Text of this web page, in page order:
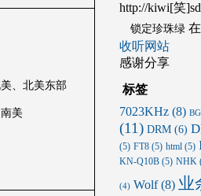
、北美东部
南美
http://kiwi[笑
锁定珍珠绿在
收听网站
感谢分享
标签
7023KHz(8)
(11) DRM(6)
(5) FT8(5) html(5)
KN-Q10B(5) NHK
(4) Wolf(8) 业